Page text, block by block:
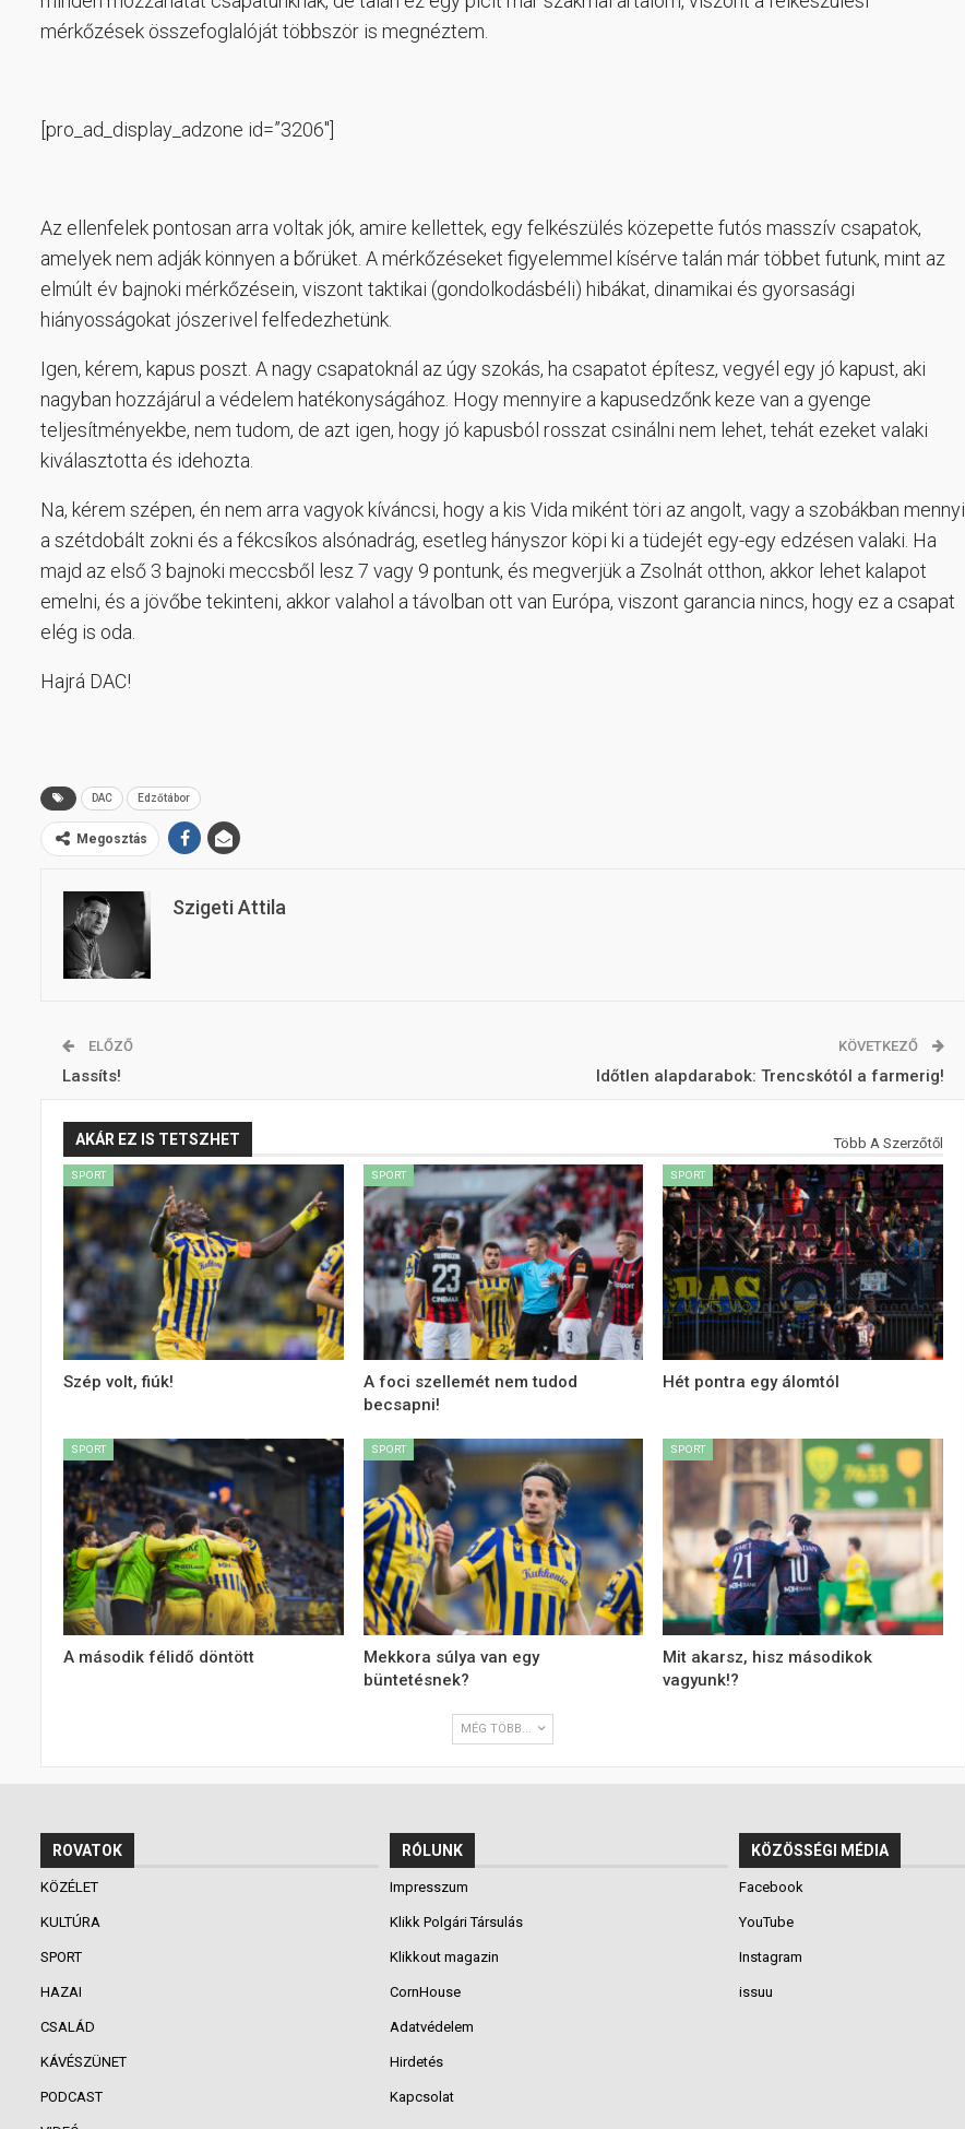
mérkőzések összefoglalóját többször is megnéztem.
[pro_ad_display_adzone id=”3206″]
Az ellenfelek pontosan arra voltak jók, amire kellettek, egy felkészülés közepette futós masszív csapatok,
amelyek nem adják könnyen a bőrüket. A mérkőzéseket figyelemmel kísérve talán már többet futunk, mint az
elmúlt év bajnoki mérkőzésein, viszont taktikai (gondolkodásbéli) hibákat, dinamikai és gyorsasági
hiányosságokat jószerivel felfedezhetünk.
Igen, kérem, kapus poszt. A nagy csapatoknál az úgy szokás, ha csapatot építesz, vegyél egy jó kapust, aki
nagyban hozzájárul a védelem hatékonyságához. Hogy mennyire a kapusedzőnk keze van a gyenge
teljesítményekbe, nem tudom, de azt igen, hogy jó kapusból rosszat csinálni nem lehet, tehát ezeket valaki
kiválasztotta és idehozta.
Na, kérem szépen, én nem arra vagyok kíváncsi, hogy a kis Vida miként töri az angolt, vagy a szobákban mennyi
a szétdobált zokni és a fékcsíkos alsónadrág, esetleg hányszor köpi ki a tüdejét egy-egy edzésen valaki. Ha
majd az első 3 bajnoki meccsből lesz 7 vagy 9 pontunk, és megverjük a Zsolnát otthon, akkor lehet kalapot
emelni, és a jövőbe tekinteni, akkor valahol a távolban ott van Európa, viszont garancia nincs, hogy ez a csapat
elég is oda.
Hajrá DAC!
DAC Edzőtábor
Megosztás
Szigeti Attila
ELŐZŐ
Lassíts!
KÖVETKEZŐ
Időtlen alapdarabok: Trencskótól a farmerig!
AKÁR EZ IS TETSZHET Több A Szerzőtől
SPORT
Szép volt, fiúk!
SPORT
A foci szellemét nem tudod
becsapni!
SPORT
Hét pontra egy álomtól
SPORT
A második félidő döntött
SPORT
Mekkora súlya van egy
büntetésnek?
SPORT
Mit akarsz, hisz másodikok
vagyunk!?
MÉG TÖBB...
ROVATOK
KÖZÉLET
KULTÚRA
SPORT
HAZAI
CSALÁD
KÁVÉSZÜNET
PODCAST
RÓLUNK
Impresszum
Klikk Polgári Társulás
Klikkout magazin
CornHouse
Adatvédelem
Hirdetés
Kapcsolat
KÖZÖSSÉGI MÉDIA
Facebook
YouTube
Instagram
issuu